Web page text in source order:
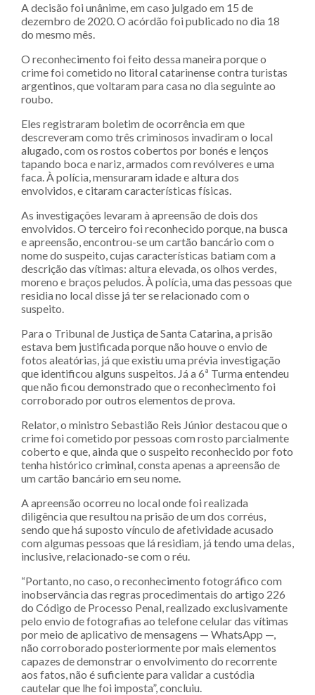
A decisão foi unânime, em caso julgado em 15 de
dezembro de 2020. O acórdão foi publicado no dia 18
do mesmo mês.
O reconhecimento foi feito dessa maneira porque o
crime foi cometido no litoral catarinense contra turistas
argentinos, que voltaram para casa no dia seguinte ao
roubo.
Eles registraram boletim de ocorrência em que
descreveram como três criminosos invadiram o local
alugado, com os rostos cobertos por bonés e lenços
tapando boca e nariz, armados com revólveres e uma
faca. À polícia, mensuraram idade e altura dos
envolvidos, e citaram características físicas.
As investigações levaram à apreensão de dois dos
envolvidos. O terceiro foi reconhecido porque, na busca
e apreensão, encontrou-se um cartão bancário com o
nome do suspeito, cujas características batiam com a
descrição das vítimas: altura elevada, os olhos verdes,
moreno e braços peludos. À polícia, uma das pessoas que
residia no local disse já ter se relacionado com o
suspeito.
Para o Tribunal de Justiça de Santa Catarina, a prisão
estava bem justificada porque não houve o envio de
fotos aleatórias, já que existiu uma prévia investigação
que identificou alguns suspeitos. Já a 6ª Turma entendeu
que não ficou demonstrado que o reconhecimento foi
corroborado por outros elementos de prova.
Relator, o ministro Sebastião Reis Júnior destacou que o
crime foi cometido por pessoas com rosto parcialmente
coberto e que, ainda que o suspeito reconhecido por foto
tenha histórico criminal, consta apenas a apreensão de
um cartão bancário em seu nome.
A apreensão ocorreu no local onde foi realizada
diligência que resultou na prisão de um dos corréus,
sendo que há suposto vínculo de afetividade acusado
com algumas pessoas que lá residiam, já tendo uma delas,
inclusive, relacionado-se com o réu.
“Portanto, no caso, o reconhecimento fotográfico com
inobservância das regras procedimentais do artigo 226
do Código de Processo Penal, realizado exclusivamente
pelo envio de fotografias ao telefone celular das vítimas
por meio de aplicativo de mensagens — WhatsApp —,
não corroborado posteriormente por mais elementos
capazes de demonstrar o envolvimento do recorrente
aos fatos, não é suficiente para validar a custódia
cautelar que lhe foi imposta”, concluiu.